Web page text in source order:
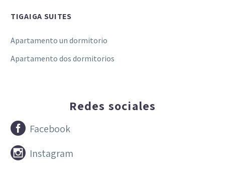
TIGAIGA SUITES
Apartamento un dormitorio
Apartamento dos dormitorios
Redes sociales

 Facebook

 Instagram